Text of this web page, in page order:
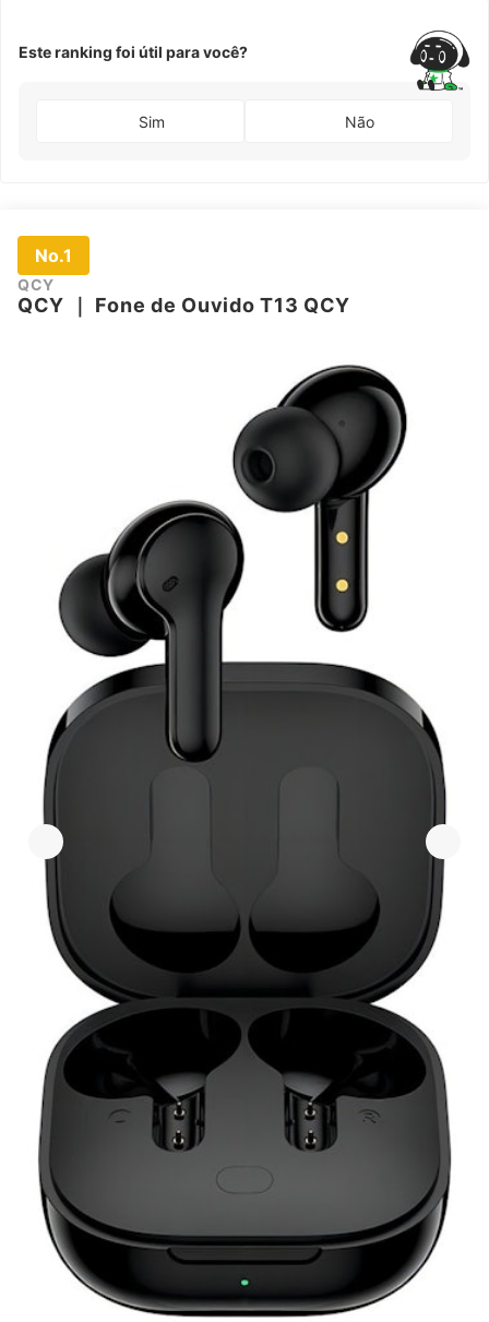
Este ranking foi útil para você?
Sim Não
No.1
QCY
QCY Fone de Ouvido T13 QCY